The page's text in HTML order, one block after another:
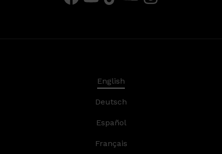
English
Deutsch
Español
Français